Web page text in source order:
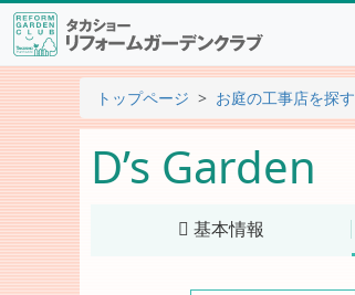
トップページ お庭の工事店を探す
D’s Garden
基本情報